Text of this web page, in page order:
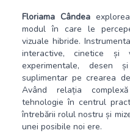
Floriama Cândea
modul în care le
vizuale hibride.
interactive, cinetice și
experimentale, desen
suplimentar pe crearea
Având relația
tehnologie în centrul
întrebării rolul nostru și
unei posibile noi ere.